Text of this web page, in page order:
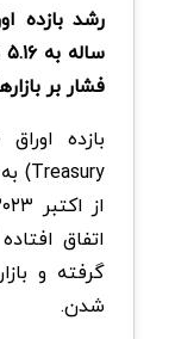
فشار بر
اتفاق
گرفته و
شدن.